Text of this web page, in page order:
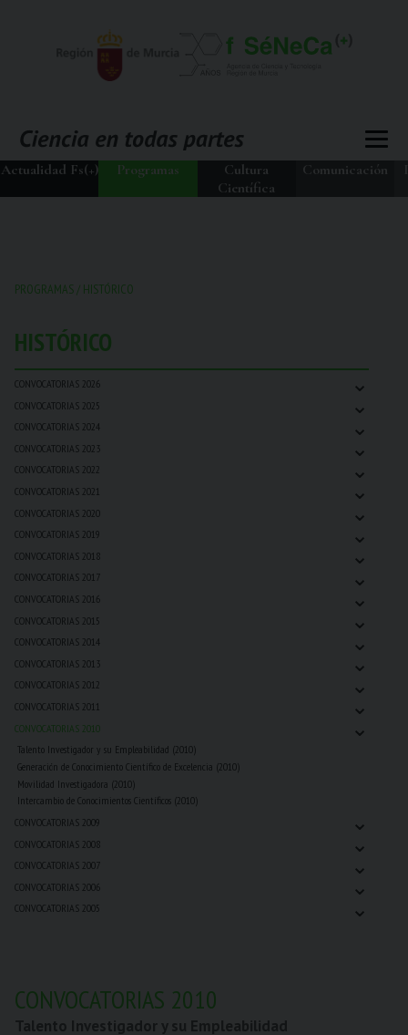
Actualidad Fs(+) Programas
Cultura
Científica
Comunicación
PROGRAMAS / HISTÓRICO
HISTÓRICO
CONVOCATORIAS 2026 ⌄
CONVOCATORIAS 2025 ⌄
CONVOCATORIAS 2024 ⌄
CONVOCATORIAS 2023 ⌄
CONVOCATORIAS 2022 ⌄
CONVOCATORIAS 2021 ⌄
CONVOCATORIAS 2020 ⌄
CONVOCATORIAS 2019 ⌄
CONVOCATORIAS 2018 ⌄
CONVOCATORIAS 2017 ⌄
CONVOCATORIAS 2016 ⌄
CONVOCATORIAS 2015 ⌄
CONVOCATORIAS 2014 ⌄
CONVOCATORIAS 2013 ⌄
CONVOCATORIAS 2012 ⌄
CONVOCATORIAS 2011 ⌄
CONVOCATORIAS 2010 ⌄
Talento Investigador y su Empleabilidad (2010)
Generación de Conocimiento Científico de Excelencia (2010)
Movilidad Investigadora (2010)
Intercambio de Conocimientos Científicos (2010)
CONVOCATORIAS 2009
⌄
CONVOCATORIAS 2008 ⌄
CONVOCATORIAS 2007 ⌄
CONVOCATORIAS 2006 ⌄
CONVOCATORIAS 2005 ⌄
CONVOCATORIAS 2010